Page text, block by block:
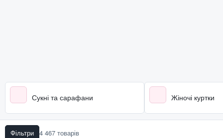
Сукні та сарафани Жіночі куртки
Фільтри 4 467 товарів